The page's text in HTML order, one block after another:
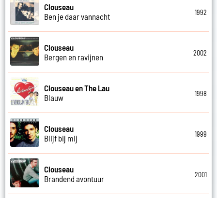
Clouseau
Ben je daar vannacht
1992
Clouseau
Bergen en ravijnen
2002
Clouseau en The Lau
Blauw
1998
Clouseau
Blijf bij mij
1999
Clouseau
Brandend avontuur
2001